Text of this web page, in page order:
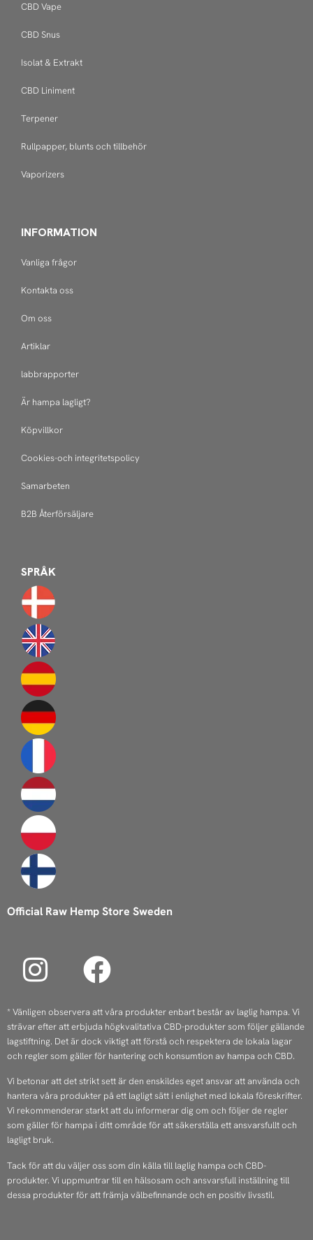
CBD Vape
CBD Snus
Isolat & Extrakt
CBD Liniment
Terpener
Rullpapper, blunts och tillbehör
Vaporizers
INFORMATION
Vanliga frågor
Kontakta oss
Om oss
Artiklar
labbrapporter
Är hampa lagligt?
Köpvillkor
Cookies-och integritetspolicy
Samarbeten
B2B Återförsäljare
SPRÅK
Official Raw Hemp Store Sweden
I
n
s
t
a
g
r
a
m
F
a
c
e
b
o
o
* Vänligen observera att våra produkter enbart består av laglig hampa. Vi
strävar efter att erbjuda högkvalitativa CBD-produkter som följer gällande
lagstiftning. Det är dock viktigt att förstå och respektera de lokala lagar
och regler som gäller för hantering och konsumtion av hampa och CBD.
Vi betonar att det strikt sett är den enskildes eget ansvar att använda och
hantera våra produkter på ett lagligt sätt i enlighet med lokala föreskrifter.
Vi rekommenderar starkt att du informerar dig om och följer de regler
som gäller för hampa i ditt område för att säkerställa ett ansvarsfullt och
lagligt bruk.
Tack för att du väljer oss som din källa till laglig hampa och CBD-
produkter. Vi uppmuntrar till en hälsosam och ansvarsfull inställning till
dessa produkter för att främja välbefinnande och en positiv livsstil.